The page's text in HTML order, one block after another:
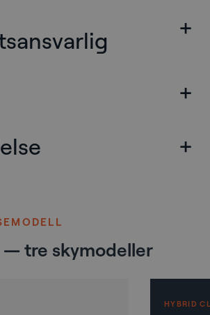
+
+
+
— tre skymodeller
HYBRID